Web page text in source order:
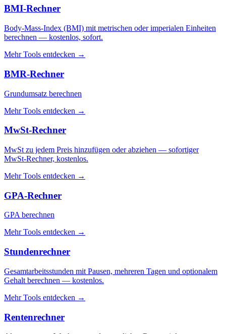
BMI-Rechner
Body-Mass-Index (BMI) mit metrischen oder imperialen Einheiten
berechnen — kostenlos, sofort.
Mehr Tools entdecken →
BMR-Rechner
Grundumsatz berechnen
Mehr Tools entdecken →
MwSt-Rechner
MwSt zu jedem Preis hinzufügen oder abziehen — sofortiger
MwSt-Rechner, kostenlos.
Mehr Tools entdecken →
GPA-Rechner
GPA berechnen
Mehr Tools entdecken →
Stundenrechner
Gesamtarbeitsstunden mit Pausen, mehreren Tagen und optionalem
Gehalt berechnen — kostenlos.
Mehr Tools entdecken →
Rentenrechner